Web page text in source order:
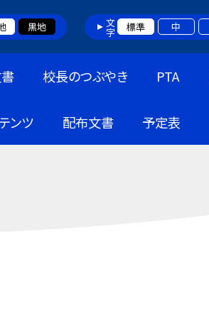
黒地 文字 標準 中
校長のつぶやき PTA
ンツ 配布文書 予定表